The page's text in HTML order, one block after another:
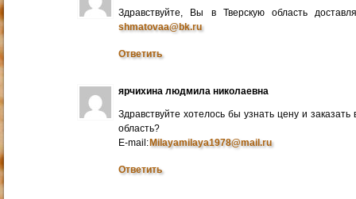
Здравствуйте, Вы в Тверскую область
shmatovaa@bk.ru
Ответить
ярчихина людмила николаевна
Здравствуйте хотелось бы узнать цену и
область?
E-mail:Milayamilaya1978@mail.ru
Ответить